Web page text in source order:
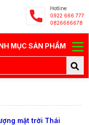
Hotline:
0922.666.777
0826666678
MỤC SẢN PHẨM
mặt trời Thái